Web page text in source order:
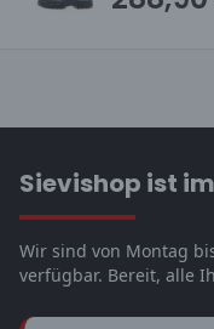
Sievishop ist
Wir sind von Montag
verfügbar. Bereit, alle